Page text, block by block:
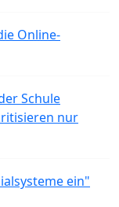
Online-
Schule
nur
ein"